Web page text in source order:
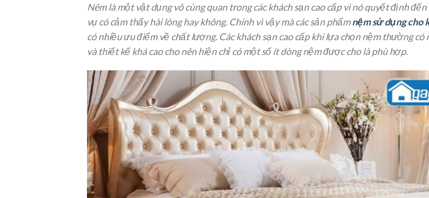
Nêm là một vật dụng vô cùng quan trong các khách sạn cao cấp vì nó quyết định
vụ có cảm thấy hài lòng hay không. Chính vì vậy mà các sản phẩmnệm sử dụng cho
có nhiều ưu điểm về chất lượng. Các khách sạn cao cấp khi lựa chọn nệm thường
và thiết kế khá cao cho nên hiện chỉ có một số ít dòng nệm được cho là phù hợp.